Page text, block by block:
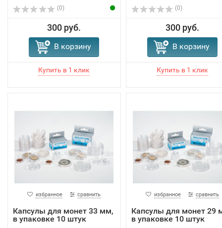
(0)
300 руб.
В корзину
(0)
300 руб.
В корзину
избранное сравнить
Капсулы для монет 33 мм,
в упаковке 10 штук
избранное сравнить
Капсулы для монет 29
в упаковке 10 штук